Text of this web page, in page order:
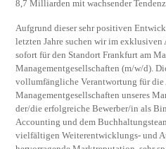
8,7 Milliarden mit wachsender
Aufgrund dieser sehr positiven
letzten Jahre suchen wir im exklusiven
sofort für den Standort Frankfurt am
Managementgesellschaften (m/w/d).
vollumfängliche Verantwortung für die
Managementgesellschaften unseres
der/die erfolgreiche Bewerber/in als
Accounting und dem
vielfältigen Weiterentwicklungs- und